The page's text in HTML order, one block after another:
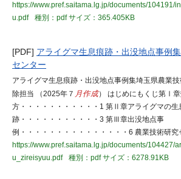
https://www.pref.saitama.lg.jp/documents/104191/
u.pdf
種別：pdfサイズ：365.405KB
[PDF] アライグマ生息痕跡・出没地点事例
センター
アライグマ生息痕跡・出没地点事例集埼玉県農業
除担当 （2025年７ 月作成） はじめにもくじ第Ⅰ章
方・・・・・・・・・・・1 第Ⅱ章アライグマの生
跡・・・・・・・・・・・3 第Ⅲ章出没地点事
例・・・・・・・・・・・・・・・6 農業技術研
https://www.pref.saitama.lg.jp/documents/104427/
u_zireisyuu.pdf
種別：pdfサイズ：6278.91KB